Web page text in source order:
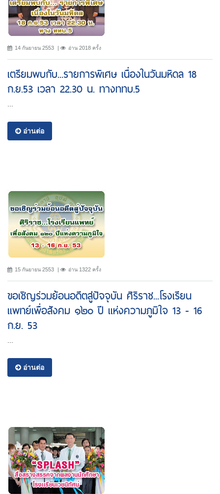
14 กันยายน 2553 อ่าน 2018 ครั้ง
เตรียมพบกับ...รายการพิเศษ เนื่องในวันมหิดล 18
ก.ย.53 เวลา 22.30 น. ทางททบ.5
อ่านต่อ
15 กันยายน 2553 อ่าน 1322 ครั้ง
ขอเชิญร่วมย้อนอดีตสู่ปัจจุบัน ศิริราช...โรงเรียน
แพทย์เพื่อสังคม ๑๒๐ ปี แห่งความภูมิใจ 13 - 16
ก.ย. 53
อ่านต่อ